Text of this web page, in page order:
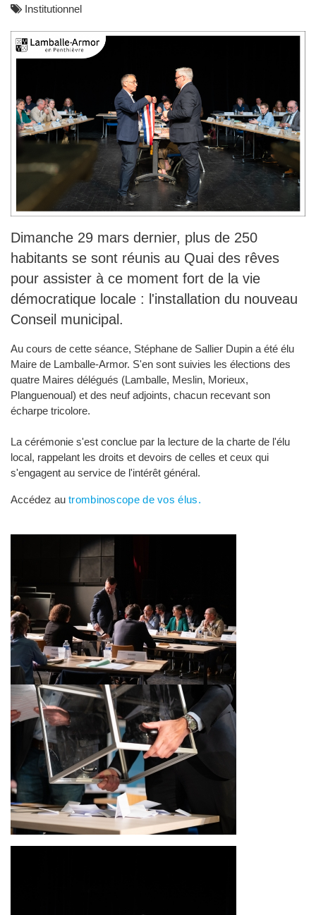
Institutionnel
Dimanche 29 mars dernier, plus de 250
habitants se sont réunis au Quai des rêves
pour assister à ce moment fort de la vie
démocratique locale : l'installation du nouveau
Conseil municipal.
Au cours de cette séance, Stéphane de Sallier Dupin a été élu
Maire de Lamballe-Armor. S'en sont suivies les élections des
quatre Maires délégués (Lamballe, Meslin, Morieux,
Planguenoual) et des neuf adjoints, chacun recevant son
écharpe tricolore.
La cérémonie s'est conclue par la lecture de la charte de l'élu
local, rappelant les droits et devoirs de celles et ceux qui
s'engagent au service de l'intérêt général.
Accédez au trombinoscope de vos élus.